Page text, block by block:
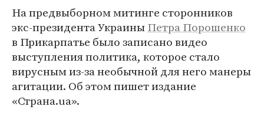
На предвыборном митинге сторонников
экс-президента УкраиныПетра Порошенко
в Прикарпатье было записано видео
выступления политика, которое стало
вирусным из-за необычной для него манеры
агитации. Об этом пишет издание
«Страна.ua».